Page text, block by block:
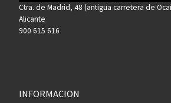
Ctra. de Madrid, 48 (antigua carretera de
Alicante
900 615 616
INFORMACION